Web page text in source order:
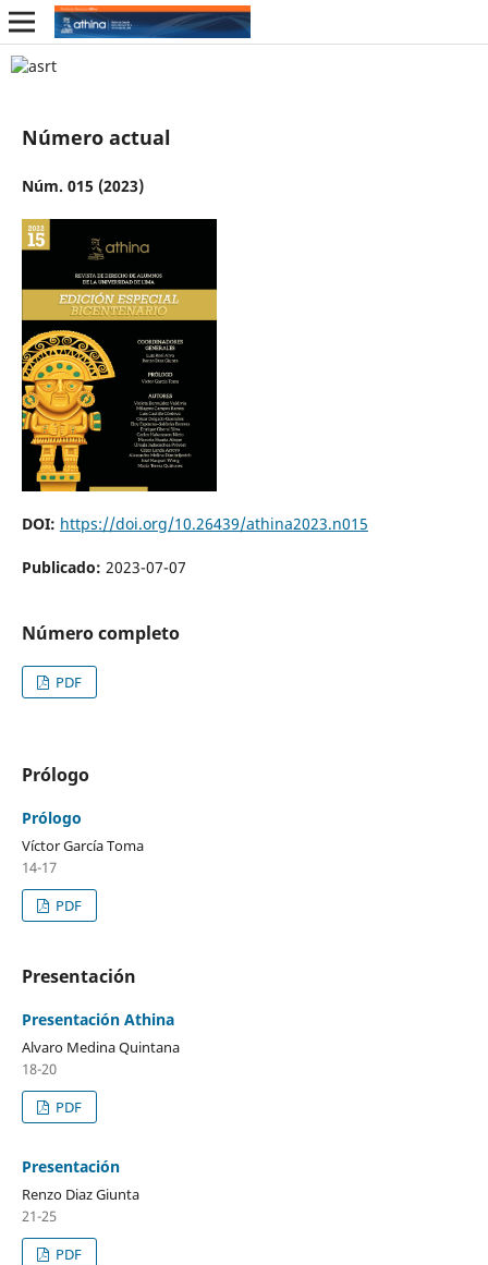
Número actual
Núm. 015 (2023)
DOI: https://doi.org/10.26439/athina2023.n015
Publicado: 2023-07-07
Número completo
PDF
Prólogo
Prólogo
Víctor García Toma
14-17
PDF
Presentación
Presentación Athina
Alvaro Medina Quintana
18-20
PDF
Presentación
Renzo Diaz Giunta
21-25
PDF